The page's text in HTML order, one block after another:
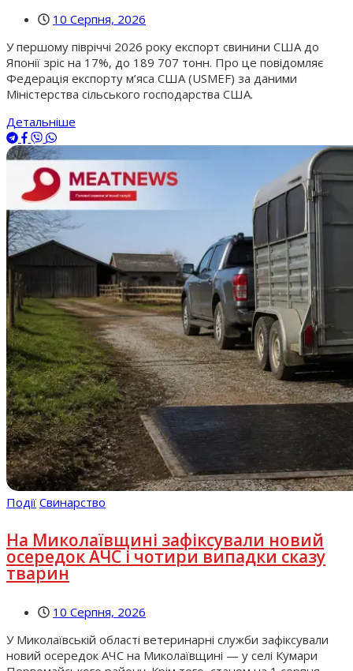
10 Серпня, 2026
У першому півріччі 2026 року експорт свинини США до
Японії зріс на 17%, до 189 707 тонн. Про це повідомляє
Федерація експорту м’яса США (USMEF) за даними
Міністерства сільського господарства США.
Детальніше
Події Свинарство
На Миколаївщині зафіксували новий
осередок АЧС і чотири випадки сказу
тварин
10 Серпня, 2026
У Миколаївській області ветеринарні служби зафіксували
новий осередок АЧС на Миколаївщині — у селі Кумари